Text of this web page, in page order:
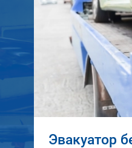
Эвакуатор